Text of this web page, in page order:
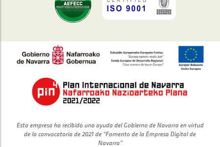
Esta empresa ha recibido una ayuda del Gobierno de Navarra en virtud
de la convocatoria de 2021 de “Fomento de la Empresa Digital de
Navarra”